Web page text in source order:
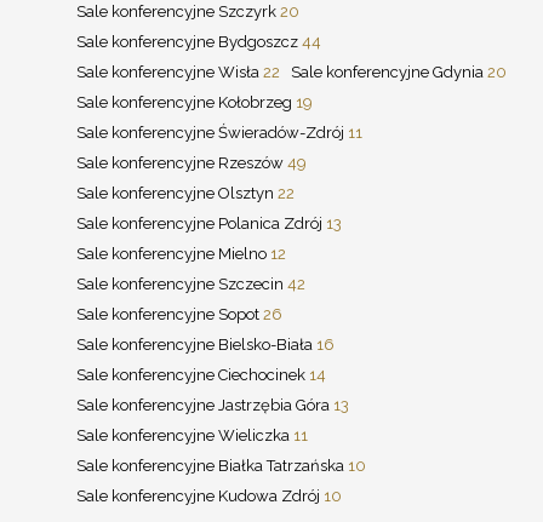
Sale konferencyjne Szczyrk 20
Sale konferencyjne Bydgoszcz 44
Sale konferencyjne Wisła 22 Sale konferencyjne Gdynia 20
Sale konferencyjne Kołobrzeg 19
Sale konferencyjne Świeradów-Zdrój 11
Sale konferencyjne Rzeszów 49
Sale konferencyjne Olsztyn 22
Sale konferencyjne Polanica Zdrój 13
Sale konferencyjne Mielno 12
Sale konferencyjne Szczecin 42
Sale konferencyjne Sopot 26
Sale konferencyjne Bielsko-Biała 16
Sale konferencyjne Ciechocinek 14
Sale konferencyjne Jastrzębia Góra 13
Sale konferencyjne Wieliczka 11
Sale konferencyjne Białka Tatrzańska 10
Sale konferencyjne Kudowa Zdrój 10